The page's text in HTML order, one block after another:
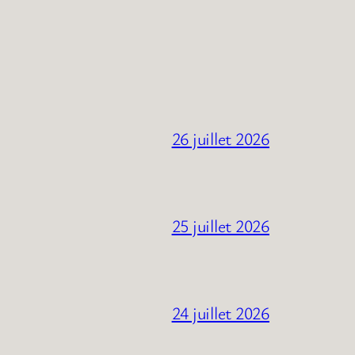
26 juillet 2026
25 juillet 2026
24 juillet 2026